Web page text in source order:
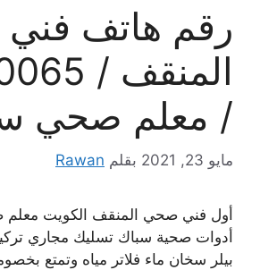
رقم هاتف
المنقف
/ معلم صحي
مايو 23, 2021 بقلم Rawan
أول فني صحي المنقف الكويت
أدوات صحية سباك تسليك مجاري
بيلر سخان ماء فلاتر مياه وتمتع